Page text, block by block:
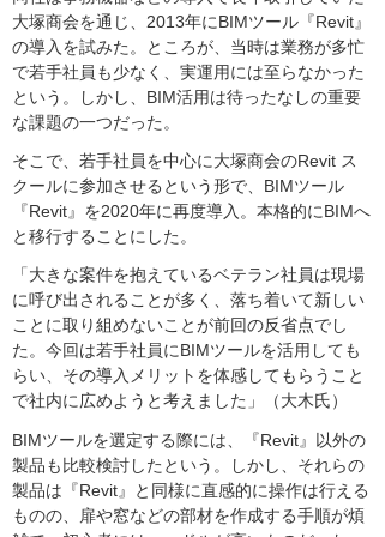
大塚商会を通じ、2013年にBIMツール『Revit』
の導入を試みた。ところが、当時は業務が多忙
で若手社員も少なく、実運用には至らなかった
という。しかし、BIM活用は待ったなしの重要
な課題の一つだった。
そこで、若手社員を中心に大塚商会のRevit ス
クールに参加させるという形で、BIMツール
『Revit』を2020年に再度導入。本格的にBIMへ
と移行することにした。
「大きな案件を抱えているベテラン社員は現場
に呼び出されることが多く、落ち着いて新しい
ことに取り組めないことが前回の反省点でし
た。今回は若手社員にBIMツールを活用しても
らい、その導入メリットを体感してもらうこと
で社内に広めようと考えました」（大木氏）
BIMツールを選定する際には、『Revit』以外の
製品も比較検討したという。しかし、それらの
製品は『Revit』と同様に直感的に操作は行える
ものの、扉や窓などの部材を作成する手順が煩